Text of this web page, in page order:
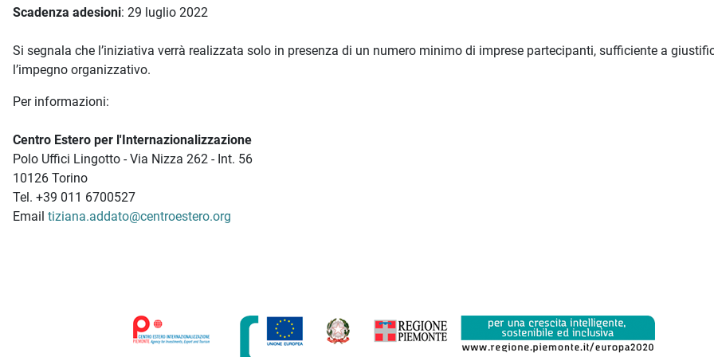
Scadenza adesioni: 29 luglio 2022
Si segnala che l’iniziativa verrà realizzata solo in presenza di un numero minimo di imprese partecipanti, sufficiente a
l’impegno organizzativo.
Per informazioni:
Centro Estero per l'Internazionalizzazione
Polo Uffici Lingotto - Via Nizza 262 - Int. 56
10126 Torino
Tel. +39 011 6700527
Email tiziana.addato@centroestero.org